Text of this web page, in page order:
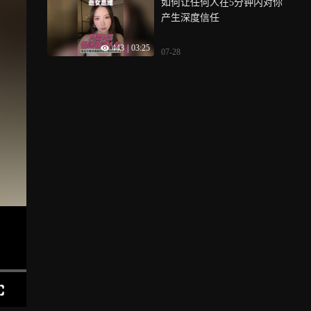
443 | 03:25
如何让任何人在5分钟内对你
产生深度信任
07-28